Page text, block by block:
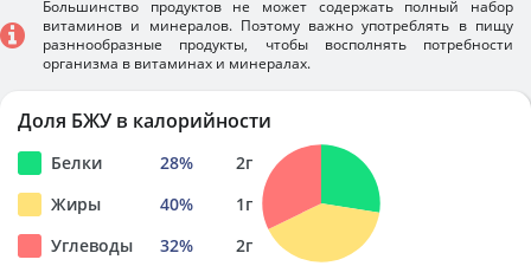
Большинство продуктов не может содержать полный набор
витаминов и минералов. Поэтому важно употреблять в пищу
разннообразные продукты, чтобы восполнять потребности
организма в витаминах и минералах.
Доля БЖУ в калорийности
Белки 28% 2г
Жиры
40% 1г
Углеводы
32% 2г